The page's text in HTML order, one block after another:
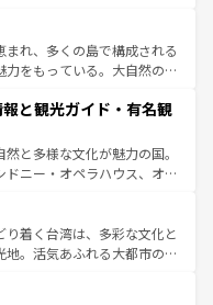
ョッピング、エンターテイ
ポットだ。一方、アメリカ
ンドキャニオンやイエロー
楽と美食が融合した独特の
の各地域で異なる魅力を楽
な歴史を感じることができ
プや列車の旅も、アメリカ
れ、多くの島で構成される
をもっている。大自然の神
番の観光地といえばオアフ
らマウイ島やカウアイ島が
に輝く海をはじめ、豊かな
アロハスピリット」と呼ば
やハワイアンミュージッ
すべてがハワイの魅力を彩
発見と感動が待っているハ
と観光ガイド・有名観
と多様な文化が魅力の国。
ニー・オペラハウス、オー
えるウルル（エアーズロッ
林やケアンズの熱帯雨林な
、カフェやワイン、オージ
ており、サーフィンやダイ
着く台湾は、多彩な文化と
。活気あふれる大都市の台
台湾東部など、都市の喧騒